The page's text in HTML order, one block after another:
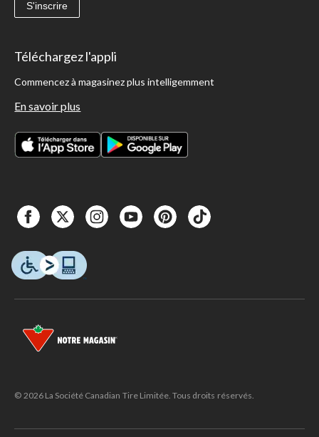
S'inscrire
Téléchargez l'appli
Commencez à magasinez plus intelligemment
En savoir plus
© 2026 La Société Canadian Tire Limitée. Tous droits réservés.